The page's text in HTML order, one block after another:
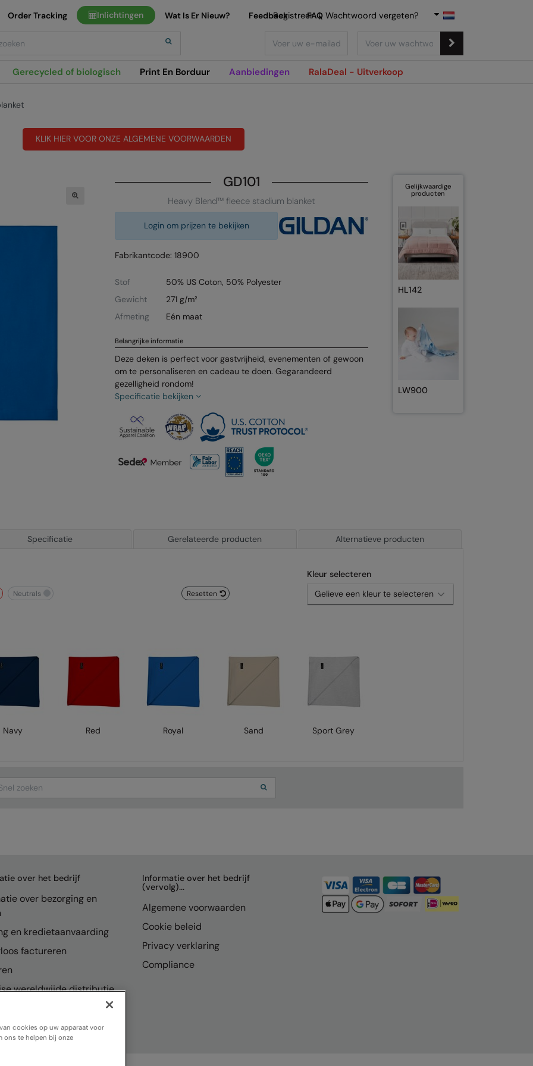
Gerecycled of biologisch Print En Borduur Aanbiedingen RalaDeal - Uitverkoop
Order Tracking Inlichtingen Wat Is Er Nieuw? Feedback FAQ
Registreer | Wachtwoord vergeten?
KLIK HIER VOOR ONZE ALGEMENE VOORWAARDEN
GD101
Heavy Blend™ fleece stadium blanket
Login om prijzen te bekijken
Fabrikantcode: 18900
Stof
50% US Coton, 50% Polyester
Gewicht
271 g/m²
Afmeting
Eén maat
Belangrijke informatie
Deze deken is perfect voor gastvrijheid, evenementen of gewoon
om te personaliseren en cadeau te doen. Gegarandeerd
gezelligheid rondom!
Specificatie bekijken
Gelijkwaardige
producten
HL142
LW900
Specificatie Gerelateerde producten Alternatieve producten
Kleur selecteren
Resetten
neutrals
Navy Red Royal Sand Sport Grey
over het bedrijf
over bezorging en
en kredietaanvaarding
factureren
wereldwijde distributie
Informatie over het bedrijf
(vervolg)...
Algemene voorwaarden
Cookie beleid
Privacy verklaring
Compliance
cookies op uw apparaat voor
ons te helpen bij onze